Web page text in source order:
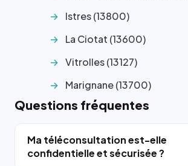
Istres (13800)
La Ciotat (13600)
Vitrolles (13127)
Marignane (13700)
Questions fréquentes
Ma téléconsultation est-elle
confidentielle et sécurisée ?